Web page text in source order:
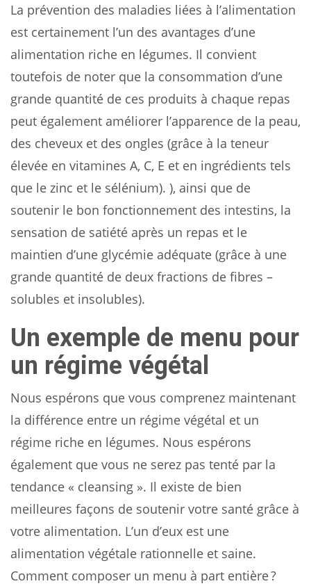
La prévention des maladies liées à l’alimentation
est certainement l’un des avantages d’une
alimentation riche en légumes. Il convient
toutefois de noter que la consommation d’une
grande quantité de ces produits à chaque repas
peut également améliorer l’apparence de la peau,
des cheveux et des ongles (grâce à la teneur
élevée en vitamines A, C, E et en ingrédients tels
que le zinc et le sélénium). ), ainsi que de
soutenir le bon fonctionnement des intestins, la
sensation de satiété après un repas et le
maintien d’une glycémie adéquate (grâce à une
grande quantité de deux fractions de fibres –
solubles et insolubles).
Un exemple de menu pour
un régime végétal
Nous espérons que vous comprenez maintenant
la différence entre un régime végétal et un
régime riche en légumes. Nous espérons
également que vous ne serez pas tenté par la
tendance « cleansing ». Il existe de bien
meilleures façons de soutenir votre santé grâce à
votre alimentation. L’un d’eux est une
alimentation végétale rationnelle et saine.
Comment composer un menu à part entière ?